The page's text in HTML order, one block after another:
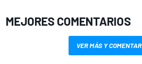
MEJORES COMENTARIOS
VER MÁS Y COMENTAR